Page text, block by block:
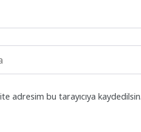
adresim bu tarayıcıya kaydedilsin.